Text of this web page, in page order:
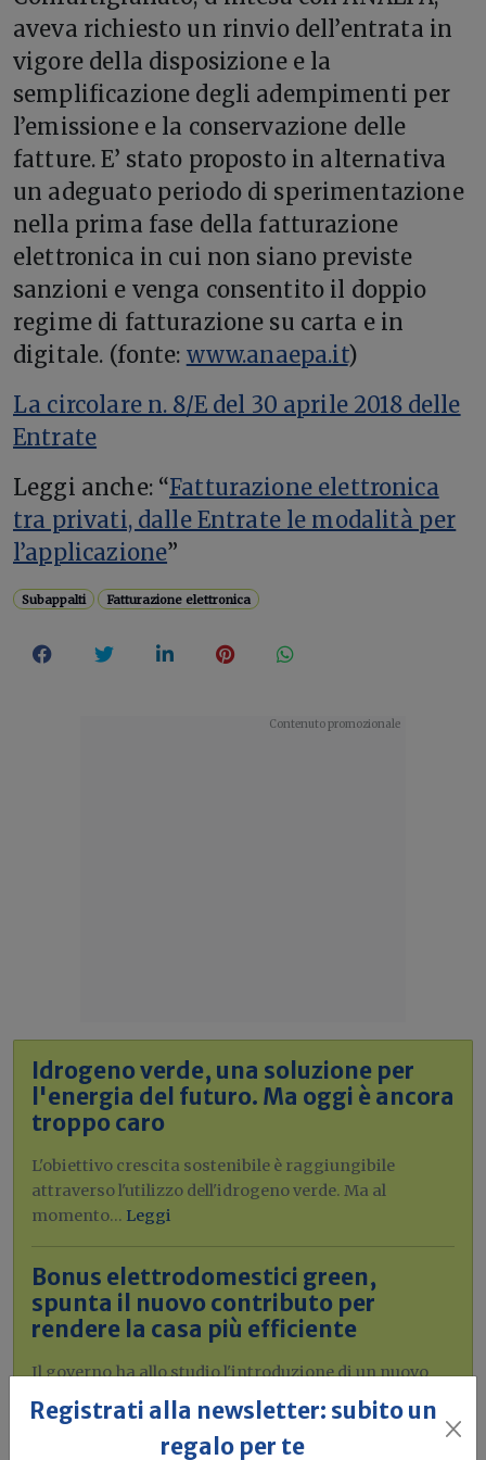
aveva richiesto un rinvio dell’entrata in
vigore della disposizione e la
semplificazione degli adempimenti per
l’emissione e la conservazione delle
fatture. E’ stato proposto in alternativa
un adeguato periodo di sperimentazione
nella prima fase della fatturazione
elettronica in cui non siano previste
sanzioni e venga consentito il doppio
regime di fatturazione su carta e in
digitale. (fonte: www.anaepa.it)
La circolare n. 8/E del 30 aprile 2018 delle
Entrate
Leggi anche: “Fatturazione elettronica
tra privati, dalle Entrate le modalità per
l’applicazione”
Subappalti Fatturazione elettronica
Idrogeno verde, una soluzione per
l'energia del futuro. Ma oggi è ancora
troppo caro
L'obiettivo crescita sostenibile è raggiungibile
attraverso l'utilizzo dell'idrogeno verde. Ma al
momento... Leggi
Bonus elettrodomestici green,
spunta il nuovo contributo per
rendere la casa più efficiente
Il governo ha allo studio l'introduzione di un nuovo
bonus elettrodomestici, che...
Registrati alla newsletter: subito un
regalo per te